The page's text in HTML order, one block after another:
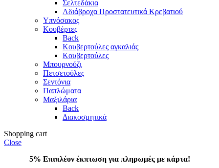
Σελτεδάκια
Αδιάβροχα Προστατευτικά Κρεβατιού
Υπνόσακος
Κουβέρτες
Back
Κουβερτούλες αγκαλιάς
Κουβερτούλες
Μπουρνούζι
Πετσετούλες
Σεντόνια
Παπλώματα
Μαξιλάρια
Back
Διακοσμητικά
Shopping cart
Close
5% Επιπλέον έκπτωση για πληρωμές με κάρτα!